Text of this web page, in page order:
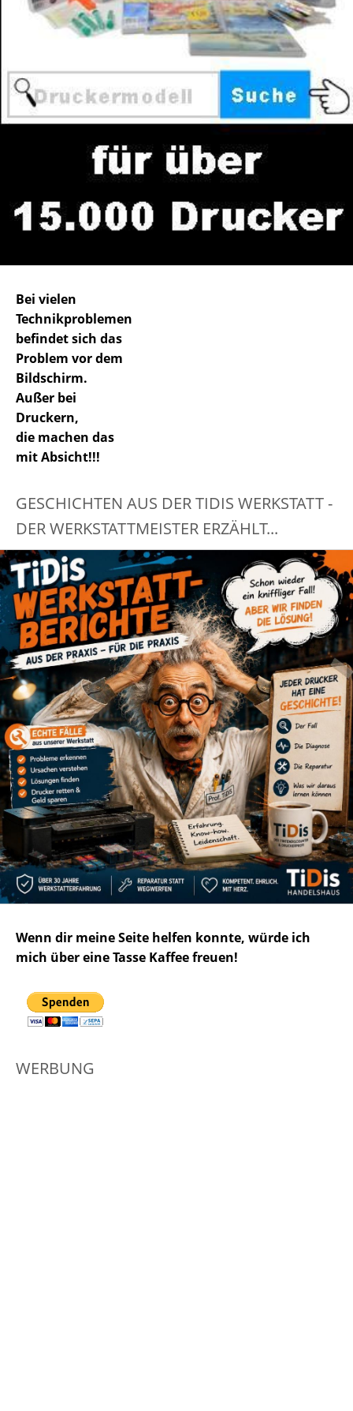
Bei vielen
Technikproblemen
befindet sich das
Problem vor dem
Bildschirm.
Außer bei
Druckern,
die machen das
mit Absicht!!!
GESCHICHTEN AUS DER TIDIS WERKSTATT -
DER WERKSTATTMEISTER ERZÄHLT...
Wenn dir meine Seite helfen konnte, würde ich
mich über eine Tasse Kaffee freuen!
WERBUNG